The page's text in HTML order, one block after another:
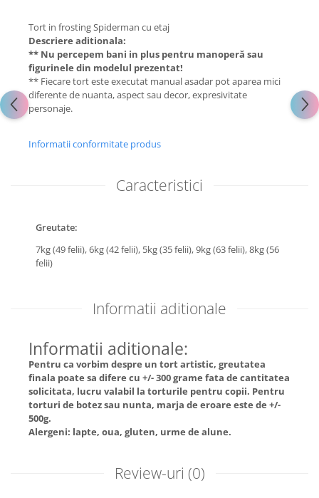
Tort in frosting Spiderman cu etaj
Descriere aditionala:
** Nu percepem bani in plus pentru manoperă sau
figurinele din modelul prezentat!
** Fiecare tort este executat manual asadar pot aparea mici
diferente de nuanta, aspect sau decor, expresivitate
personaje.
Informatii conformitate produs
Caracteristici
Greutate:
7kg (49 felii),6kg (42 felii), 5kg (35 felii),9kg (63 felii),8kg (56
felii)
Informatii aditionale
Informatii aditionale:
Pentru ca vorbim despre un tort artistic, greutatea
finala poate sa difere cu +/- 300 grame fata de cantitatea
solicitata, lucru valabil la torturile pentru copii. Pentru
torturi de botez sau nunta, marja de eroare este de +/-
500g.
Alergeni: lapte, oua, gluten, urme de alune.
Review-uri (0)